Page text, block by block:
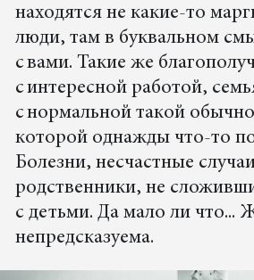
находятся не какие-то
люди, там в буквальном
с вами. Такие же
с интересной работой,
с нормальной такой
которой однажды что-то
Болезни, несчастные
родственники, не
с детьми. Да мало ли что...
непредсказуема.